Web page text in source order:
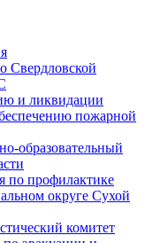
Свердловской
и ликвидации
пожарной
образовательный
по профилактике
округе Сухой
комитет